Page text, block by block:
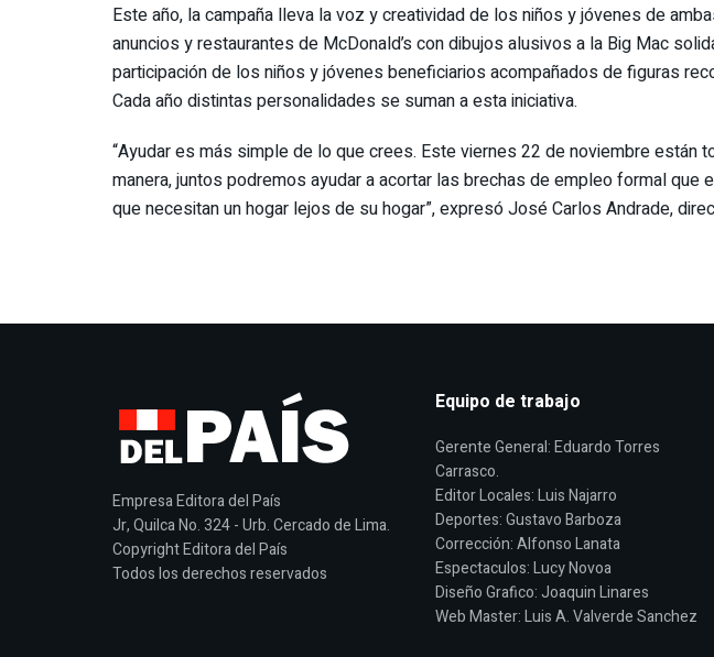
Este año, la campaña lleva la voz y creatividad de los niños y jóvenes de
anuncios y restaurantes de McDonald’s con dibujos alusivos a la Big Mac
participación de los niños y jóvenes beneficiarios acompañados de figuras
Cada año distintas personalidades se suman a esta iniciativa.
“Ayudar es más simple de lo que crees. Este viernes 22 de noviembre
manera, juntos podremos ayudar a acortar las brechas de empleo formal
que necesitan un hogar lejos de su hogar”, expresó José Carlos Andrade,
Empresa Editora del País
Jr, Quilca No. 324 - Urb. Cercado de Lima.
Copyright Editora del País
Todos los derechos reservados
Equipo de trabajo
Gerente General: Eduardo Torres
Carrasco.
Editor Locales: Luis Najarro
Deportes: Gustavo Barboza
Corrección: Alfonso Lanata
Espectaculos: Lucy Novoa
Diseño Grafico: Joaquin Linares
Web Master: Luis A. Valverde Sanchez